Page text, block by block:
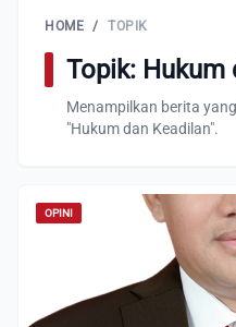
HOME / TOPIK
Topik: Hukum
Menampilkan berita
"Hukum dan Keadilan".
OPINI